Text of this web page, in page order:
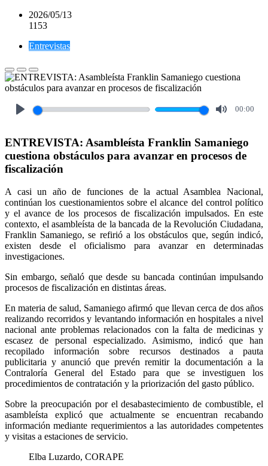
2026/05/13
1153
Entrevistas
00:00
ENTREVISTA: Asambleísta Franklin Samaniego
cuestiona obstáculos para avanzar en procesos de
fiscalización
A casi un año de funciones de la actual Asamblea Nacional,
continúan los cuestionamientos sobre el alcance del control político
y el avance de los procesos de fiscalización impulsados. En este
contexto, el asambleísta de la bancada de la Revolución Ciudadana,
Franklin Samaniego, se refirió a los obstáculos que, según indicó,
existen desde el oficialismo para avanzar en determinadas
investigaciones.
Sin embargo, señaló que desde su bancada continúan impulsando
procesos de fiscalización en distintas áreas.
En materia de salud, Samaniego afirmó que llevan cerca de dos años
realizando recorridos y levantando información en hospitales a nivel
nacional ante problemas relacionados con la falta de medicinas y
escasez de personal especializado. Asimismo, indicó que han
recopilado información sobre recursos destinados a pauta
publicitaria y anunció que prevén remitir la documentación a la
Contraloría General del Estado para que se investiguen los
procedimientos de contratación y la priorización del gasto público.
Sobre la preocupación por el desabastecimiento de combustible, el
asambleísta explicó que actualmente se encuentran recabando
información mediante requerimientos a las autoridades competentes
y visitas a estaciones de servicio.
Elba Luzardo, CORAPE